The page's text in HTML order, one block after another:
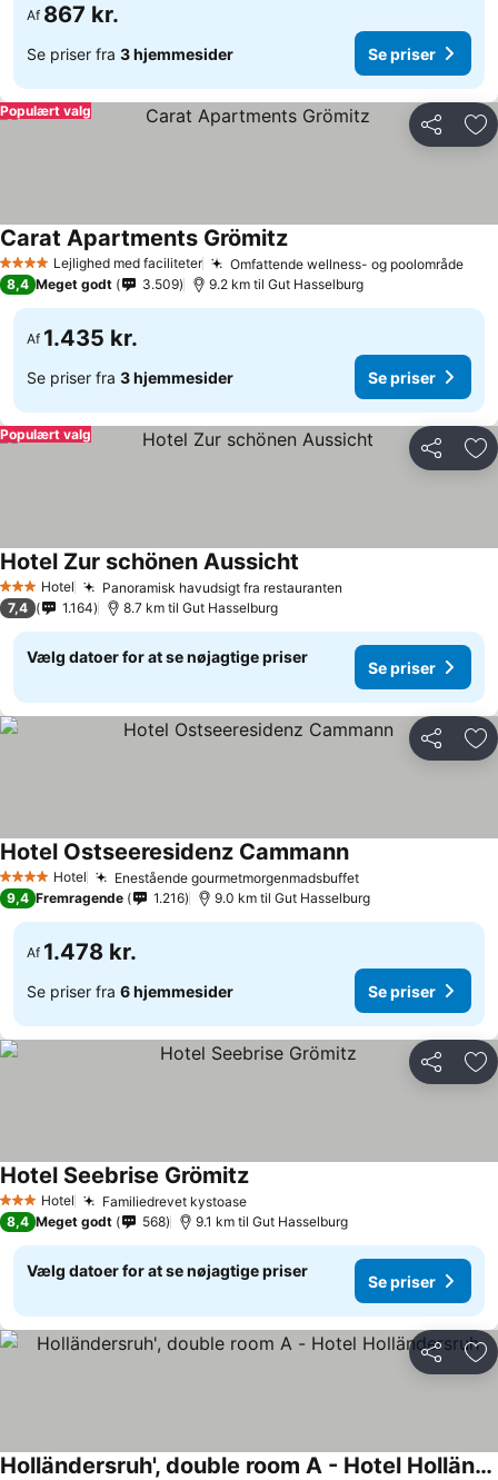
Af 867 kr.
Se priser fra 3 hjemmesider Se priser
Del
Populært valg
4 StjernerLejlighed med faciliteter Omfattende wellness- og poolområdeSe
Carat Apartments GrömitzSe priser
8,4 Meget godt 3.509 9.2 km til Gut Hasselburg
Af 1.435 kr.
Se priser fra 3 hjemmesider Se priser
Del
Populært valg
3 StjernerHotel Panoramisk havudsigt fra restauranten
Hotel Zur schönen Aussicht
7,4 1.164 8.7 km til Gut Hasselburg
Vælg datoer for at se nøjagtige priser
Se priser
Del
4 StjernerHotel Enestående gourmetmorgenmadsbuffetSe priser
Hotel Ostseeresidenz CammannSe priser
9,4 Fremragende 1.216 9.0 km til Gut Hasselburg
Af 1.478 kr.
Se priser fra 6 hjemmesider Se priser
Del
3 StjernerHotel Familiedrevet kystoaseSe priser
Hotel Seebrise GrömitzSe priser
8,4 Meget godt 568 9.1 km til Gut Hasselburg
Vælg datoer for at se nøjagtige priser
Se priser
Del
Holländersruh', double room A - Hotel Holländersruh